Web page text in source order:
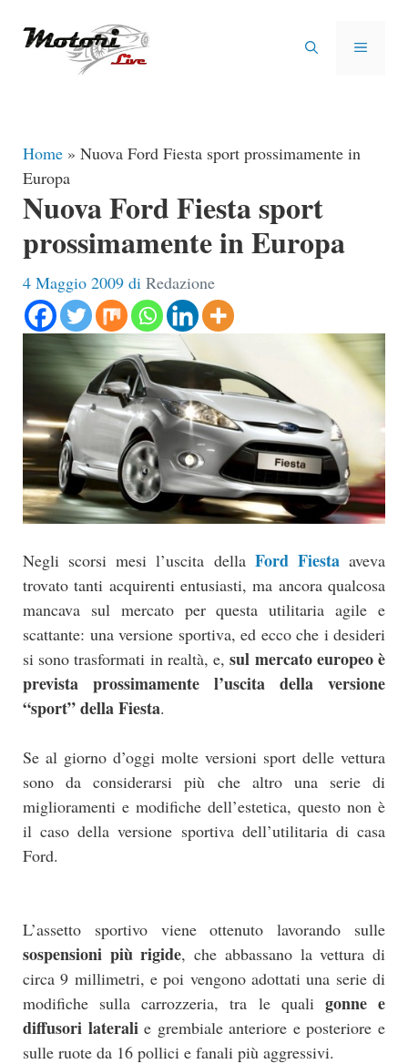
MENU
Home » Nuova Ford Fiesta sport prossimamente in
Europa
Nuova Ford Fiesta sport
prossimamente in Europa
4 Maggio 2009 di Redazione
Negli scorsi mesi l’uscita della Ford Fiestaaveva
trovato tanti acquirenti entusiasti, ma ancora qualcosa
mancava sul mercato per questa utilitaria agile e
scattante: una versione sportiva, ed ecco che i desideri
si sono trasformati in realtà, e,sul mercato europeo è
prevista prossimamente l’uscita della versione
“sport” della Fiesta.
Se al giorno d’oggi molte versioni sport delle vettura
sono da considerarsi più che altro una serie di
miglioramenti e modifiche dell’estetica, questo non è
il caso della versione sportiva dell’utilitaria di casa
Ford.
L’assetto sportivo viene ottenuto lavorando sulle
sospensioni più rigide, che abbassano la vettura di
circa 9 millimetri, e poi vengono adottati una serie di
modifiche sulla carrozzeria, tra le quali gonne e
diffusori lateralie grembiale anteriore e posteriore e
sulle ruote da 16 pollici e fanali più aggressivi.